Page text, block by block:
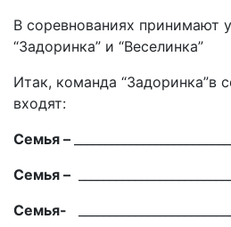
В соревнованиях принимают
“Задоринка” и “Веселинка”
Итак, команда “Задоринка”в
входят:
Семья –
Семья –
Семья-